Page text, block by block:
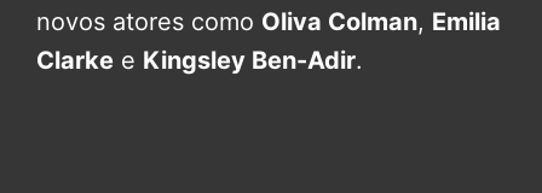
novos atores como Oliva Colman, Emilia
Clarke e Kingsley Ben-Adir.